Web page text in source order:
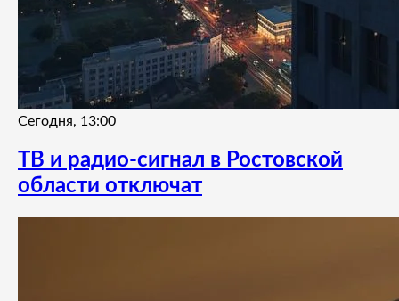
Сегодня, 13:00
ТВ и радио-сигнал в Ростовской
области отключат